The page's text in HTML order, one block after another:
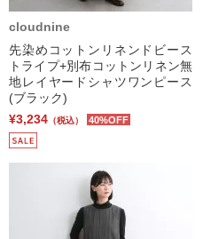
cloudnine
先染めコットンリネンドビース
トライプ+別布コットンリネン無
地レイヤードシャツワンピース
(ブラック)
¥3,234 （税込） 40%OFF